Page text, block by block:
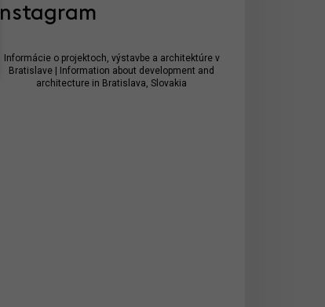
Instagram
Informácie o projektoch, výstavbe a architektúre v
Bratislave | Information about development and
architecture in Bratislava, Slovakia